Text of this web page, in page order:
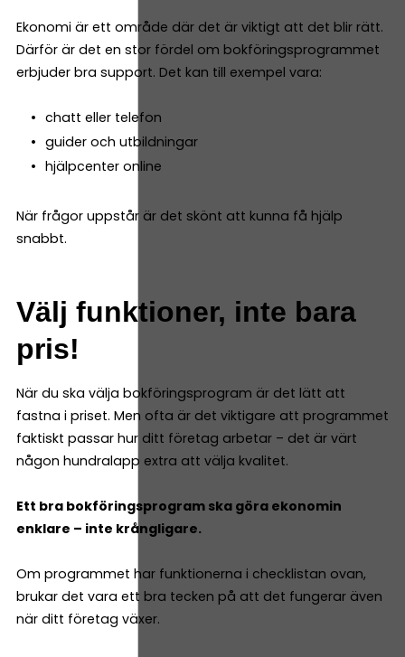
Ekonomi är ett område där det är viktigt att det blir rätt.
Därför är det en stor fördel om bokföringsprogrammet
erbjuder bra support. Det kan till exempel vara:
chatt eller telefon
guider och utbildningar
hjälpcenter online
När frågor uppstår är det skönt att kunna få hjälp
snabbt.
Välj funktioner, inte bara
pris!
När du ska välja bokföringsprogram är det lätt att
fastna i priset. Men ofta är det viktigare att programmet
faktiskt passar hur ditt företag arbetar – det är värt
någon hundralapp extra att välja kvalitet.
Ett bra bokföringsprogram ska göra ekonomin
enklare – inte krångligare.
Om programmet har funktionerna i checklistan ovan,
brukar det vara ett bra tecken på att det fungerar även
när ditt företag växer.